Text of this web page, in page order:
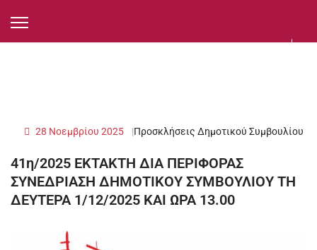
Προσκλήσεις Δημοτικού Συμβουλίου
28 Νοεμβρίου 2025
41η/2025 ΕΚΤΑΚΤΗ ΔΙΑ ΠΕΡΙΦΟΡΑΣ
ΣΥΝΕΔΡΙΑΣΗ ΔΗΜΟΤΙΚΟΥ ΣΥΜΒΟΥΛΙΟΥ ΤΗ
ΔΕΥΤΕΡΑ 1/12/2025 ΚΑΙ ΩΡΑ 13.00